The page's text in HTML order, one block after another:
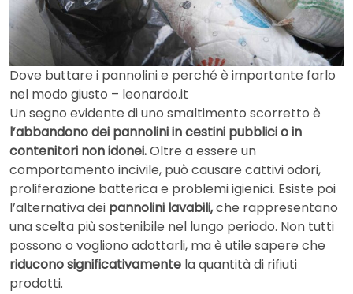
Dove buttare i pannolini e perché è importante farlo
nel modo giusto – leonardo.it
Un segno evidente di uno smaltimento scorretto è
l’abbandono dei pannolini in cestini pubblici o in
contenitori non idonei.Oltre a essere un
comportamento incivile, può causare cattivi odori,
proliferazione batterica e problemi igienici. Esiste poi
l’alternativa dei pannolini lavabili,che rappresentano
una scelta più sostenibile nel lungo periodo. Non tutti
possono o vogliono adottarli, ma è utile sapere che
riducono significativamente la quantità di rifiuti
prodotti.